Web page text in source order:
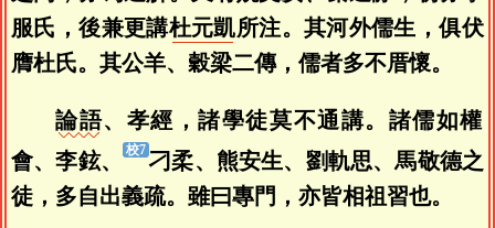
服氏，後兼更講杜元凱所注。其河外儒生，俱伏
膺杜氏。其公羊、穀梁二傳，儒者多不厝懷。
論語、孝經，諸學徒莫不通講。諸儒如權
會、李鉉、
刁柔、熊安生、劉軌思、馬敬德之
徒，多自出義疏。雖曰專門，亦皆相祖習也。